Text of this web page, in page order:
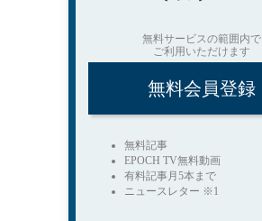
無料サービスの範囲内で
ご利用いただけます
無料会員登録
無料記事
EPOCH TV無料動画
有料記事月5本まで
ニュースレター ※1